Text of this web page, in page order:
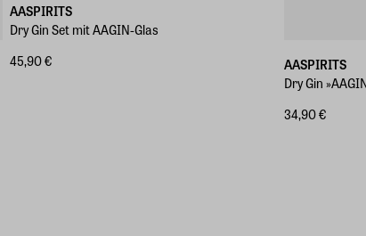
AASPIRITS
Dry Gin Set mit AAGIN-Glas
45,90 €
AASPIRITS
Dry Gin
34,90 €